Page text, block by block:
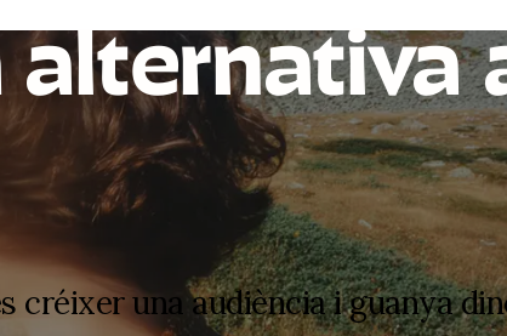
alternativa
créixer una audiència i guanya